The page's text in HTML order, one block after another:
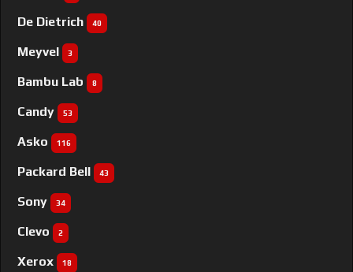
De Dietrich 40
Meyvel 3
Bambu Lab 8
Candy 53
Asko 116
Packard Bell 43
Sony 34
Clevo 2
Xerox 18